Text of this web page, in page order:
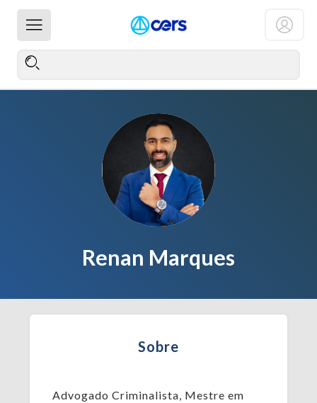
Renan Marques
Sobre
Advogado Criminalista, Mestre em